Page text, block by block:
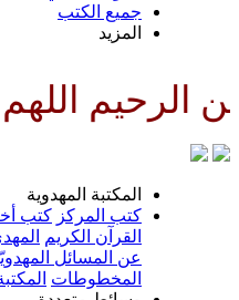
كن
المهدوية
كتب أخرى البحوث
المهدي في الأحاديث
المسائل المهدويّة الأدعية
المكتبة الأدبية دعوى